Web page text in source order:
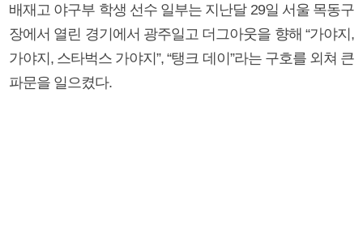
배재고 야구부 학생 선수 일부는 지난달 29일 서울 목동구
장에서 열린 경기에서 광주일고 더그아웃을 향해 “가야지,
가야지, 스타벅스 가야지”, “탱크 데이”라는 구호를 외쳐 큰
파문을 일으켰다.